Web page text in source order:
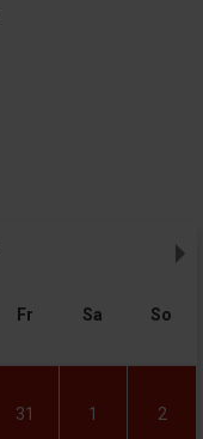
Fr Sa So
31 1 2